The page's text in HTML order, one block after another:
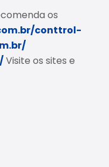
os
conttrol-
Visite os sites e